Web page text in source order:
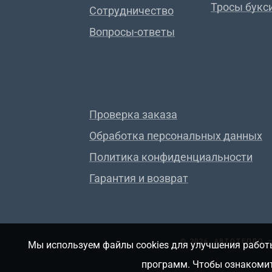
Сотрудничество
Вопросы-ответы
Тросы
Проверка заказа
Обработка персональных данных
Политика конфиденциальности
Гарантия и возврат
© 2026, АВТОТЕПЛО
Мы используем файлы cookies для улучшения
программ. Чтобы